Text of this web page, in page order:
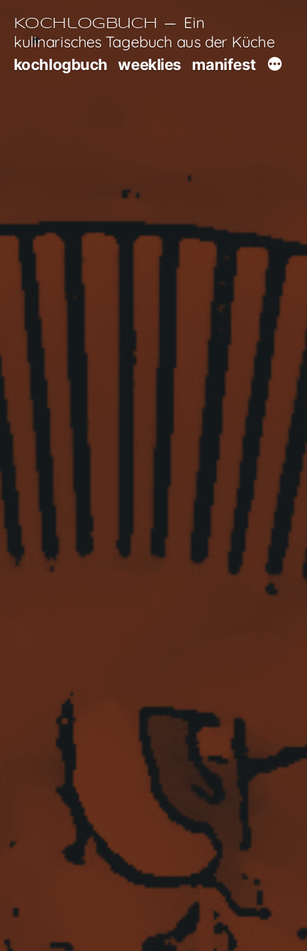
Inhalt
springen
Kochlogbuch
Ein
kulinarisches Tagebuch aus der Küche
kochlogbuch weeklies manifest